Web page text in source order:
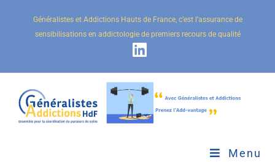
Généralistes et Addictions Hauts de France, c’est l’assurance de
sensibilisations en addictologie de premiers recours de qualité
Menu